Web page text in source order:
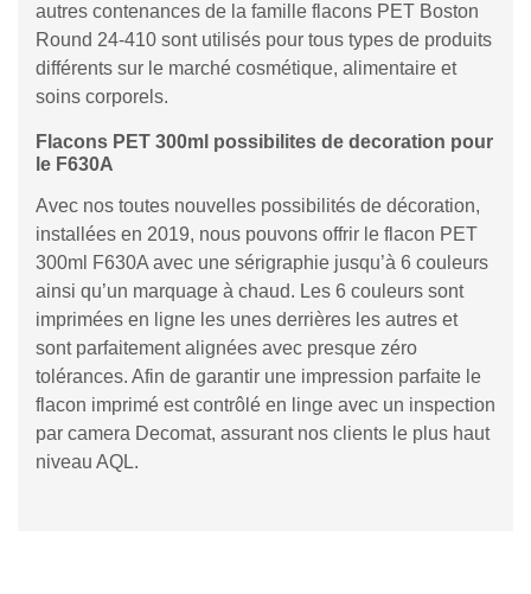
autres contenances de la famille flacons PET Boston
Round 24-410 sont utilisés pour tous types de produits
différents sur le marché cosmétique, alimentaire et
soins corporels.
Flacons PET 300ml possibilites de decoration pour
le F630A
Avec nos toutes nouvelles possibilités de décoration,
installées en 2019, nous pouvons offrir le flacon PET
300ml F630A avec une sérigraphie jusqu’à 6 couleurs
ainsi qu’un marquage à chaud. Les 6 couleurs sont
imprimées en ligne les unes derrières les autres et
sont parfaitement alignées avec presque zéro
tolérances. Afin de garantir une impression parfaite le
flacon imprimé est contrôlé en linge avec un inspection
par camera Decomat, assurant nos clients le plus haut
niveau AQL.